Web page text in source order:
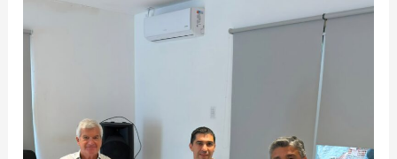
Tomografía
Computada
Sociedad
del
Estado